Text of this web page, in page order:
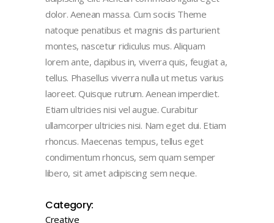
dolor. Aenean massa. Cum sociis Theme
natoque penatibus et magnis dis parturient
montes, nascetur ridiculus mus. Aliquam
lorem ante, dapibus in, viverra quis, feugiat a,
tellus. Phasellus viverra nulla ut metus varius
laoreet. Quisque rutrum. Aenean imperdiet.
Etiam ultricies nisi vel augue. Curabitur
ullamcorper ultricies nisi. Nam eget dui. Etiam
rhoncus. Maecenas tempus, tellus eget
condimentum rhoncus, sem quam semper
libero, sit amet adipiscing sem neque.
Category:
Creative